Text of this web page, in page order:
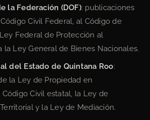
la Federación (DOF): publicaciones
Civil Federal, al Código de
Federal de Protección al
la Ley General de Bienes Nacionales.
del Estado de Quintana Roo:
la Ley de Propiedad en
Civil estatal, la Ley de
y la Ley de Mediación.